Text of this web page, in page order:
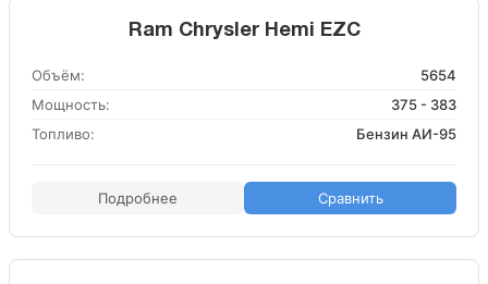
Ram Chrysler Hemi EZC
Объём:
5654
Мощность:
375 - 383
Топливо:
Бензин АИ-95
Подробнее Сравнить